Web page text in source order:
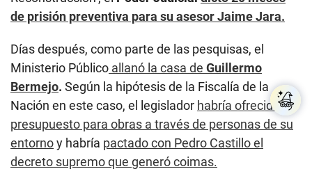
Nación en este caso, el legislador
habríaofrecido
presupuesto para obras a través de personas de su
entornoy habríapactado con Pedro Castillo el
decreto supremo que generó coimas.
Respecto a esta indagació, la defensa de Bermejo
dijo a El Comercio que “el caso de tráfico de
influencias se encuentra en etapa de investigación
preparatoria” y “a la fecha no se tiene ningún aporte
adicional a los elementos que se tuvo para abrir